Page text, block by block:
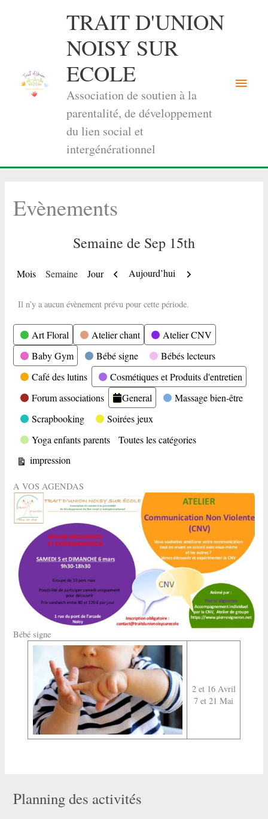
TRAIT D'UNION
NOISY SUR
ECOLE
Association de soutien à la
parentalité, de développement
du lien social et
intergénérationnel
Menu
Evènements
Semaine de Sep 15th
Mois Semaine Jour Précédent
Aujourd’hui Suivant
Il n’y a aucun évènement prévu pour cette période.
Catégories
Art Floral Atelier chant
Atelier CNV
Baby Gym
Bébé signe
Bébés lecteurs
Café des lutins
Cosmétiques et Produits d'entretien
Forum associations
General
Massage bien-être
Scrapbooking
Soirées jeux
Yoga enfants parents
Toutes les catégories
Vue
impression
A VOS AGENDAS
Bébé signe
2 et 16 Avril
7 et 21 Mai
Planning des activités